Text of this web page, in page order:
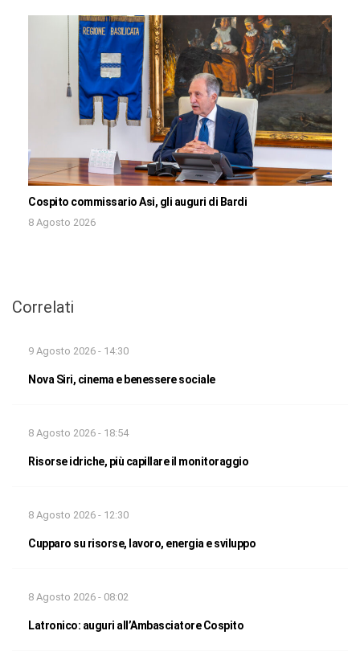
Cospito commissario Asi, gli auguri di Bardi
8 Agosto 2026
Correlati
9 Agosto 2026 - 14:30
Nova Siri, cinema e benessere sociale
8 Agosto 2026 - 18:54
Risorse idriche, più capillare il monitoraggio
8 Agosto 2026 - 12:30
Cupparo su risorse, lavoro, energia e sviluppo
8 Agosto 2026 - 08:02
Latronico: auguri all’Ambasciatore Cospito